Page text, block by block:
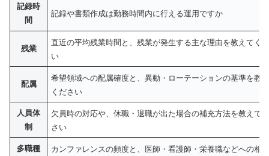
記録時
間
記録や書類作成は勤務時間内に行える運用ですか
残業
直近の平均残業時間と、残業が発生する主な理由を教えてく
い
配属
希望領域への配属確度と、異動・ローテーションの基準を教
ください
人員体
制
欠員時の対応や、休職・退職が出た場合の補充方法を教えて
さい
多職種
カンファレンスの頻度と、医師・看護師・栄養職などへの相